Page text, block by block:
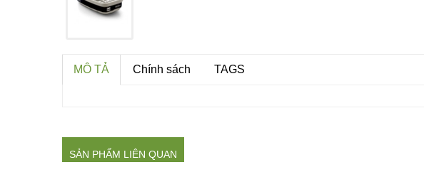
MÔ TẢ Chính sách TAGS
SẢN PHẨM LIÊN QUAN